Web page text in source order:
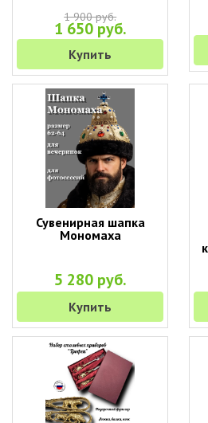
1 900 руб.
1 650 руб.
Купить
Сувенирная шапка
Мономаха
5 280 руб.
Купить